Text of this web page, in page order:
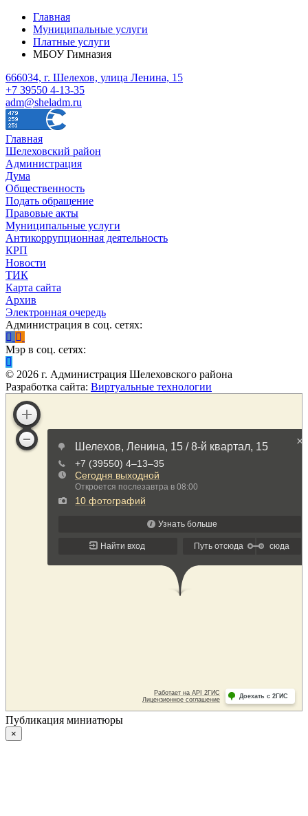
Главная
Муниципальные услуги
Платные услуги
МБОУ Гимназия
666034, г. Шелехов, улица Ленина, 15
+7 39550 4-13-35
adm@sheladm.ru
Главная
Шелеховский район
Администрация
Дума
Общественность
Подать обращение
Правовые акты
Муниципальные услуги
Антикоррупционная деятельность
КРП
Новости
ТИК
Карта сайта
Архив
Электронная очередь
Администрация в соц. сетях:
Мэр в соц. сетях:
© 2026 г. Администрация Шелеховского района
Разработка сайта: Виртуальные технологии
Публикация миниатюры
×